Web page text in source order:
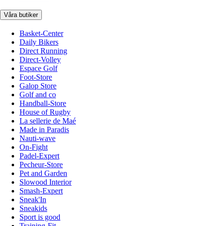
Våra butiker
Basket-Center
Daily Bikers
Direct Running
Direct-Volley
Espace Golf
Foot-Store
Galop Store
Golf and co
Handball-Store
House of Rugby
La sellerie de Maé
Made in Paradis
Nauti-wave
On-Fight
Padel-Expert
Pecheur-Store
Pet and Garden
Slowood Interior
Smash-Expert
Sneak'In
Sneakids
Sport is good